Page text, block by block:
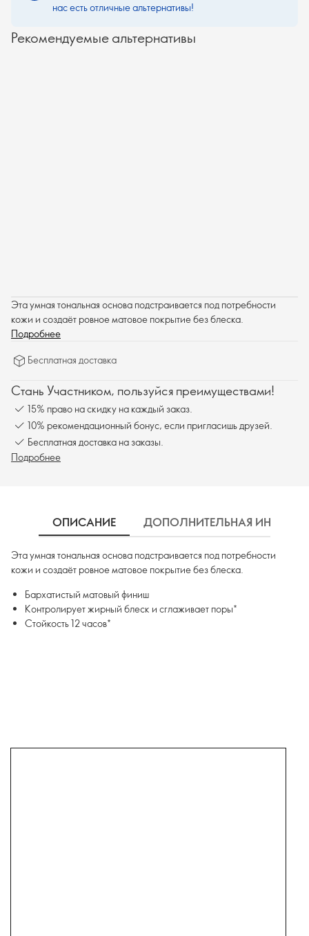
нас есть отличные альтернативы!
Рекомендуемые альтернативы
Эта умная тональная основа подстраивается под потребности
кожи и создаёт ровное матовое покрытие без блеска.
Подробнее
Бесплатная доставка
Стань Участником, пользуйся преимуществами!
15% право на скидку на каждый заказ.
10% рекомендационный бонус, если пригласишь друзей.
Бесплатная доставка на заказы.
Подробнее
ОПИСАНИЕ ДОПОЛНИТЕЛЬНАЯ
Эта умная тональная основа подстраивается под потребности
кожи и создаёт ровное матовое покрытие без блеска.
Бархатистый матовый финиш
Контролирует жирный блеск и сглаживает поры*
Стойкость 12 часов*